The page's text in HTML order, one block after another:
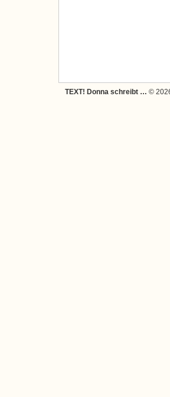
TEXT! Donna schreibt … ©